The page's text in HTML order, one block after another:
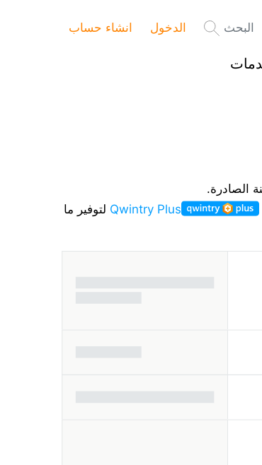
البحث الدخول انشاء حساب
الصادرة.
Qwintry Plus لتوفير ما